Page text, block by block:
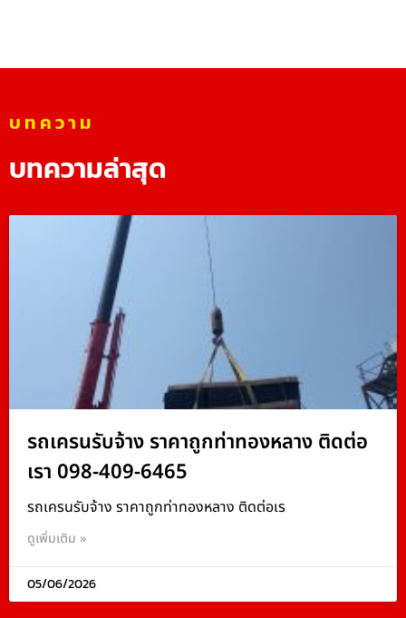
บทความ
บทความล่าสุด
รถเครนรับจ้าง ราคาถูกท่าทองหลาง ติดต่อ
เรา 098-409-6465
รถเครนรับจ้าง ราคาถูกท่าทองหลาง ติดต่อเร
ดูเพิ่มเติม »
05/06/2026